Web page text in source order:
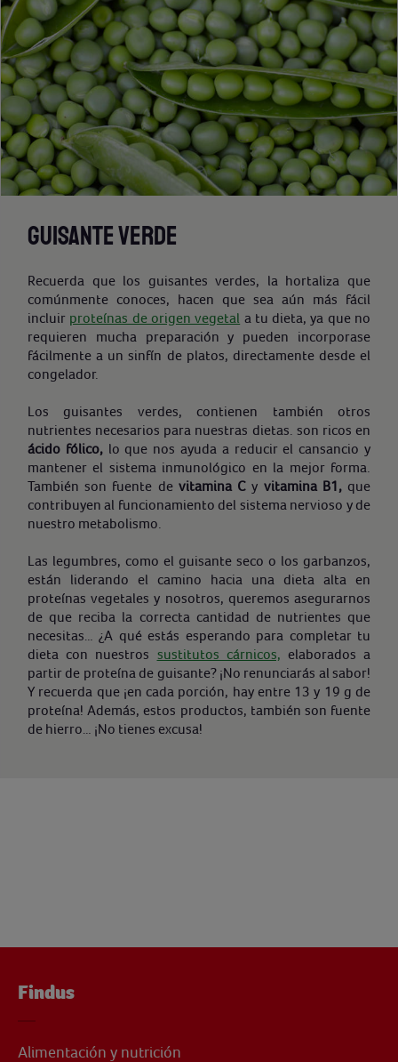
GUISANTE VERDE
Recuerda que los guisantes verdes, la hortaliza que
comúnmente conoces, hacen que sea aún más fácil
incluir proteínas de origen vegetal a tu dieta, ya que no
requieren mucha preparación y pueden incorporase
fácilmente a un sinfín de platos, directamente desde el
congelador.
Los guisantes verdes, contienen también otros
nutrientes necesarios para nuestras dietas. son ricos en
ácido fólico, lo que nos ayuda a reducir el cansancio y
mantener el sistema inmunológico en la mejor forma.
También son fuente devitamina C y vitamina B1,que
contribuyen al funcionamiento del sistema nervioso y de
nuestro metabolismo.
Las legumbres, como el guisante seco o los garbanzos,
están liderando el camino hacia una dieta alta en
proteínas vegetales y nosotros, queremos asegurarnos
de que reciba la correcta cantidad de nutrientes que
necesitas… ¿A qué estás esperando para completar tu
dieta con nuestros sustitutos cárnicos, elaborados a
partir de proteína de guisante? ¡No renunciarás al sabor!
Y recuerda que ¡en cada porción, hay entre 13 y 19 g de
proteína! Además, estos productos, también son fuente
de hierro… ¡No tienes excusa!
Findus
Alimentación y nutrición